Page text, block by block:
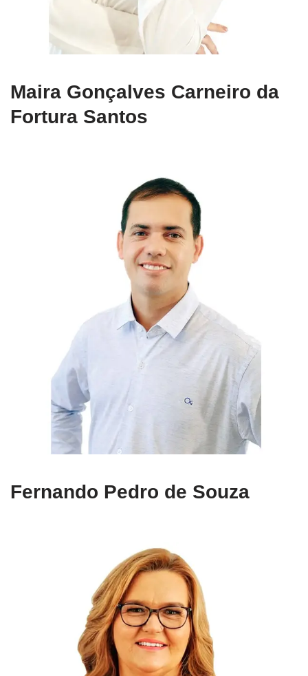
Maira Gonçalves Carneiro da
Fortura Santos
Fernando Pedro de Souza